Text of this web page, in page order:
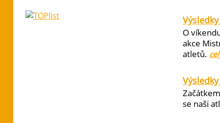
O
akce
atletů.
se naši